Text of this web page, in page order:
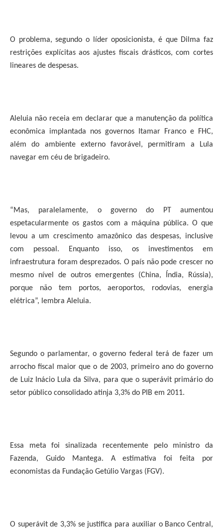
O problema, segundo o líder oposicionista, é que Dilma faz
restrições explícitas aos ajustes fiscais drásticos, com cortes
lineares de despesas.
Aleluia não receia em declarar que a manutenção da política
econômica implantada nos governos Itamar Franco e FHC,
além do ambiente externo favorável, permitiram a Lula
navegar em céu de brigadeiro.
“Mas, paralelamente, o governo do PT aumentou
espetacularmente os gastos com a máquina pública. O que
levou a um crescimento amazônico das despesas, inclusive
com pessoal. Enquanto isso, os investimentos em
infraestrutura foram desprezados. O país não pode crescer no
mesmo nível de outros emergentes (China, Índia, Rússia),
porque não tem portos, aeroportos, rodovias, energia
elétrica”, lembra Aleluia.
Segundo o parlamentar, o governo federal terá de fazer um
arrocho fiscal maior que o de 2003, primeiro ano do governo
de Luiz Inácio Lula da Silva, para que o superávit primário do
setor público consolidado atinja 3,3% do PIB em 2011.
Essa meta foi sinalizada recentemente pelo ministro da
Fazenda, Guido Mantega. A estimativa foi feita por
economistas da Fundação Getúlio Vargas (FGV).
O superávit de 3,3% se justifica para auxiliar o Banco Central,